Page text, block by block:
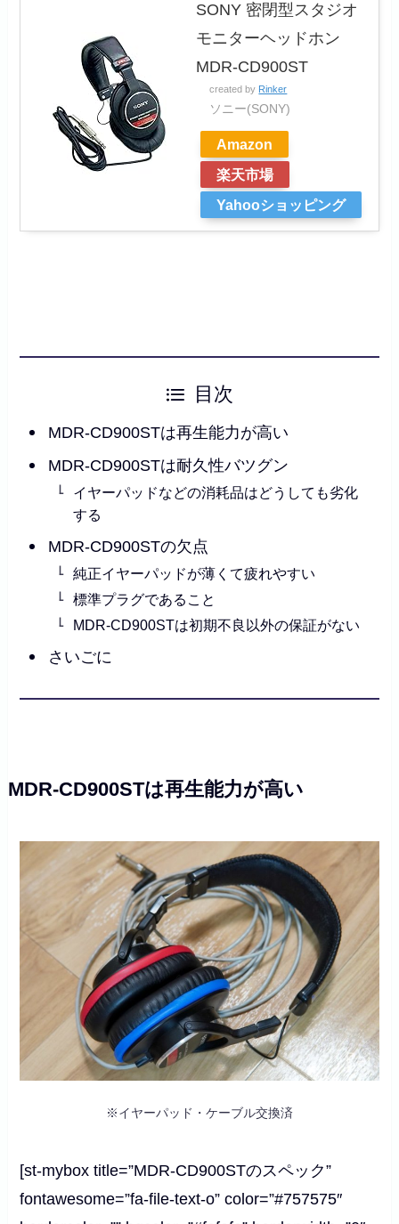
SONY 密閉型スタジオ
モニターヘッドホン
MDR-CD900ST
created by Rinker
ソニー(SONY)
Amazon
楽天市場
Yahooショッピング
目次
MDR-CD900STは再生能力が高い
MDR-CD900STは耐久性バツグン
イヤーパッドなどの消耗品はどうしても劣化
する
MDR-CD900STの欠点
純正イヤーパッドが薄くて疲れやすい
標準プラグであること
MDR-CD900STは初期不良以外の保証がない
さいごに
MDR-CD900STは再生能力が高い
※イヤーパッド・ケーブル交換済
[st-mybox title=”MDR-CD900STのスペック”
fontawesome=”fa-file-text-o” color=”#757575″